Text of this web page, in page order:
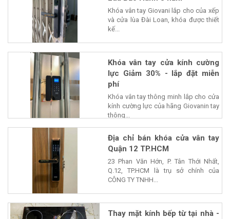
Khóa vân tay Giovani lắp cho của xếp
và cửa lùa Đài Loan, khóa được thiết
kế...
Khóa vân tay cửa kính cường
lực Giảm 30% - lắp đặt miễn
phí
Khóa vân tay thông minh lắp cho cửa
kính cường lực của hãng Giovanin tay
thông...
Địa chỉ bán khóa cửa vân tay
Quận 12 TP.HCM
23 Phan Văn Hớn, P. Tân Thới Nhất,
Q.12, TP.HCM là trụ sở chính của
CÔNG TY TNHH...
Thay mặt kính bếp từ tại nhà -